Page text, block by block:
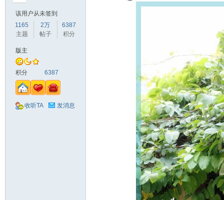
该用户从未签到
1165
主题
2万
帖子
6387
积分
版主
积分 6387
收听TA 发消息